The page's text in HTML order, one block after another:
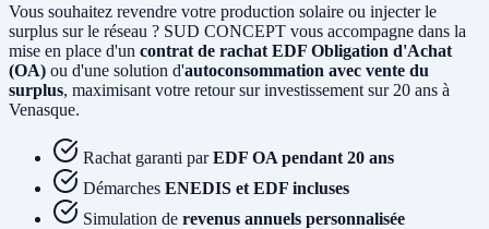
Vous souhaitez revendre votre production solaire ou injecter le
surplus sur le réseau ? SUD CONCEPT vous accompagne dans la
mise en place d'un contrat de rachat EDF Obligation d'Achat
(OA) ou d'une solution d'autoconsommation avec vente du
surplus, maximisant votre retour sur investissement sur 20 ans à
Venasque.
Rachat garanti parEDF OA pendant 20 ans
Démarches ENEDIS et EDF incluses
Simulation de revenus annuels personnalisée